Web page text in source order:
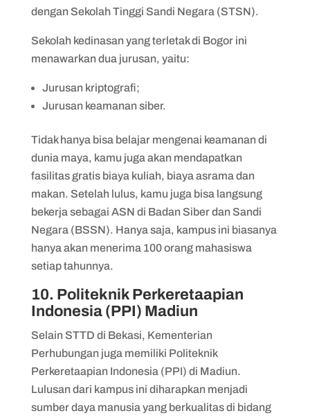
dengan Sekolah Tinggi Sandi Negara (STSN).
Sekolah kedinasan yang terletak di Bogor ini
menawarkan dua jurusan, yaitu:
Jurusan kriptografi;
Jurusan keamanan siber.
Tidak hanya bisa belajar mengenai keamanan di
dunia maya, kamu juga akan mendapatkan
fasilitas gratis biaya kuliah, biaya asrama dan
makan. Setelah lulus, kamu juga bisa langsung
bekerja sebagai ASN di Badan Siber dan Sandi
Negara (BSSN). Hanya saja, kampus ini biasanya
hanya akan menerima 100 orang mahasiswa
setiap tahunnya.
10. Politeknik Perkeretaapian
Indonesia (PPI) Madiun
Selain STTD di Bekasi, Kementerian
Perhubungan juga memiliki Politeknik
Perkeretaapian Indonesia (PPI) di Madiun.
Lulusan dari kampus ini diharapkan menjadi
sumber daya manusia yang berkualitas di bidang